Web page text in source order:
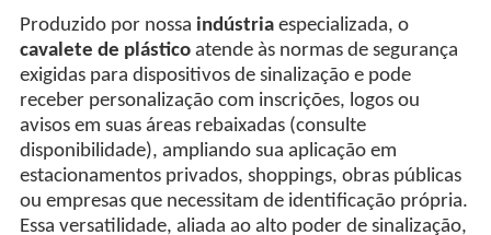
Produzido por nossa indústriaespecializada, o
cavalete de plásticoatende às normas de segurança
exigidas para dispositivos de sinalização e pode
receber personalização com inscrições, logos ou
avisos em suas áreas rebaixadas (consulte
disponibilidade), ampliando sua aplicação em
estacionamentos privados, shoppings, obras públicas
ou empresas que necessitam de identificação própria.
Essa versatilidade, aliada ao alto poder de sinalização,